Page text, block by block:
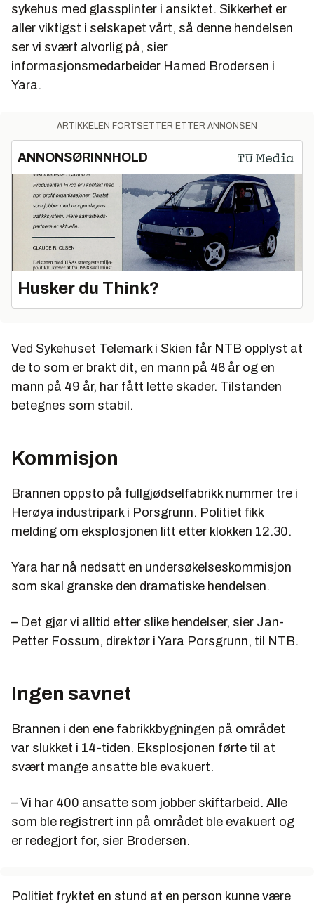
sykehus med glassplinter i ansiktet. Sikkerhet er
aller viktigst i selskapet vårt, så denne hendelsen
ser vi svært alvorlig på, sier
informasjonsmedarbeider Hamed Brodersen i
Yara.
ARTIKKELEN FORTSETTER ETTER ANNONSEN
ANNONSØRINNHOLD
Husker du Think?
Ved Sykehuset Telemark i Skien får NTB opplyst at
de to som er brakt dit, en mann på 46 år og en
mann på 49 år, har fått lette skader. Tilstanden
betegnes som stabil.
Kommisjon
Brannen oppsto på fullgjødselfabrikk nummer tre i
Herøya industripark i Porsgrunn. Politiet fikk
melding om eksplosjonen litt etter klokken 12.30.
Yara har nå nedsatt en undersøkelseskommisjon
som skal granske den dramatiske hendelsen.
– Det gjør vi alltid etter slike hendelser, sier Jan-
Petter Fossum, direktør i Yara Porsgrunn, til NTB.
Ingen savnet
Brannen i den ene fabrikkbygningen på området
var slukket i 14-tiden. Eksplosjonen førte til at
svært mange ansatte ble evakuert.
– Vi har 400 ansatte som jobber skiftarbeid. Alle
som ble registrert inn på området ble evakuert og
er redegjort for, sier Brodersen.
Politiet fryktet en stund at en person kunne være